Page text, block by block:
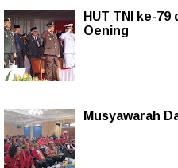
HUT TNI ke-
Oening
Musyawarah